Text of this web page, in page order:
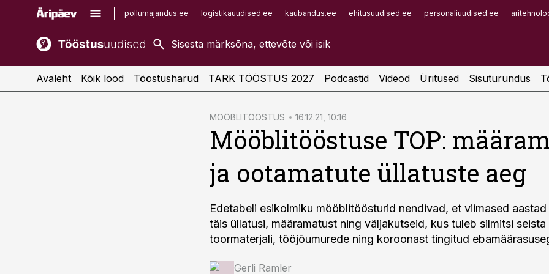
pollumajandus.ee logistikauudised.ee kaubandus.ee ehitusuudised.ee personaliuudised.ee
kaubandus.ee
kinnisvarauudised.ee
imelineajalugu.ee
Infopank
Avaleht Kõik lood Tööstusharud TARK TÖÖSTUS 2027 Podcastid Videod Üritused Sisuturundus
MÖÖBLITÖÖSTUS 16.12.21, 10:16
Mööblitööstuse TOP:
ja ootamatute üllatuste aeg
Edetabeli esikolmiku mööblitöösturid nendivad, et viimased
täis üllatusi, määramatust ning väljakutseid, kus tuleb silmitsi seista
toormaterjali, tööjõumurede ning koroonast tingitud
Gerli Ramler